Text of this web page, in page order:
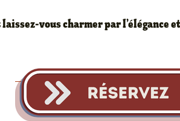
vous charmer par l’élégance